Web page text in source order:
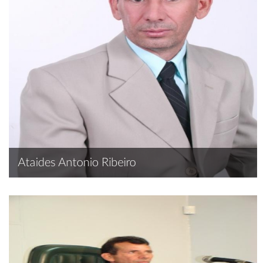
Ataides Antonio Ribeiro